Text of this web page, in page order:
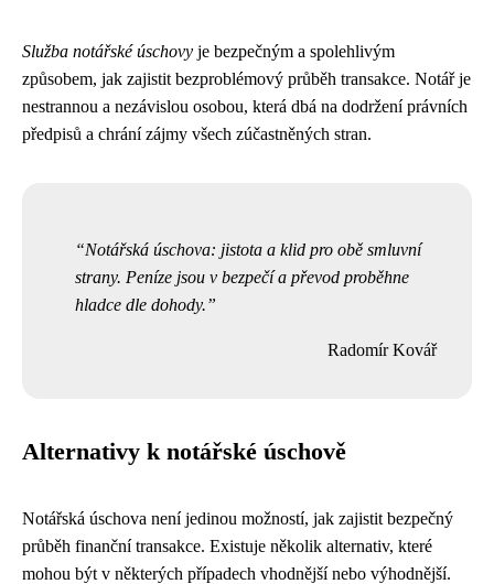
Služba notářské úschovy je bezpečným a spolehlivým
způsobem, jak zajistit bezproblémový průběh transakce. Notář je
nestrannou a nezávislou osobou, která dbá na dodržení právních
předpisů a chrání zájmy všech zúčastněných stran.
Notářská úschova: jistota a klid pro obě smluvní
strany. Peníze jsou v bezpečí a převod proběhne
hladce dle dohody.
Radomír Kovář
Alternativy k notářské úschově
Notářská úschova není jedinou možností, jak zajistit bezpečný
průběh finanční transakce. Existuje několik alternativ, které
mohou být v některých případech vhodnější nebo výhodnější.